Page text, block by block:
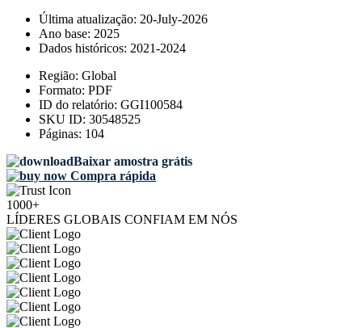
Última atualização: 20-July-2026
Ano base: 2025
Dados históricos: 2021-2024
Região: Global
Formato: PDF
ID do relatório: GGI100584
SKU ID: 30548525
Páginas: 104
Baixar amostra grátis
Compra rápida
1000+
LÍDERES GLOBAIS CONFIAM EM NÓS